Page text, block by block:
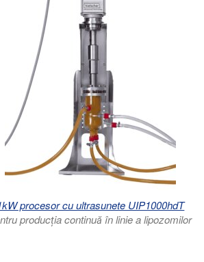
procesor cu ultrasunete UIP1000hdT
producția continuă în linie a lipozomilor